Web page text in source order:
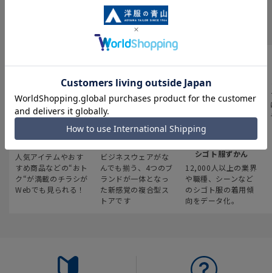
INFORMATION
最新のお買い得情報
人気アイテムやおす
すめ商品などの“おト
ク“が満載のチラシが
Webでも見られる！
スーツスクエア
ビジネスウェアがな
んでも揃う、4つのブ
ランドが一体となっ
た新感覚の複合型ス
トアです
みんなの
シゴト服ずかん
12,000人以上の業界
や職種、シーンなど
のシゴト服の着用傾
向をデータ化。